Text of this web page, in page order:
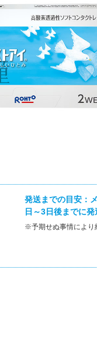
発送までの目安：
日～3日後までに
※予期せぬ事情により